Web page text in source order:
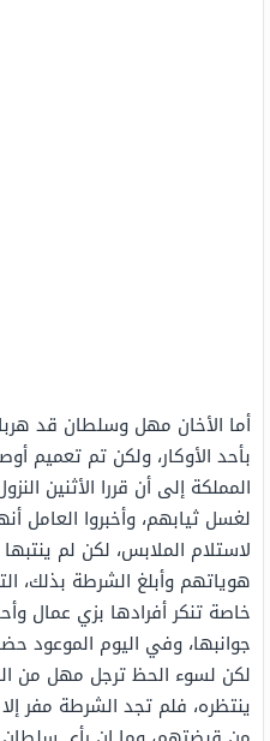
أما الأخان مهل وسلطان قد
بأحد الأوكار، ولكن تم تعميم
المملكة إلى أن قررا الأثنين
لغسل ثيابهم، وأخبروا العامل
لاستلام الملابس، لكن لم
هوياتهم وأبلغ الشرطة بذلك،
خاصة تنكر أفرادها بزي عمال
جوانبها، وفي اليوم الموعود
لكن لسوء الحظ ترجل مهل من
ينتظره، فلم تجد الشرطة مفر